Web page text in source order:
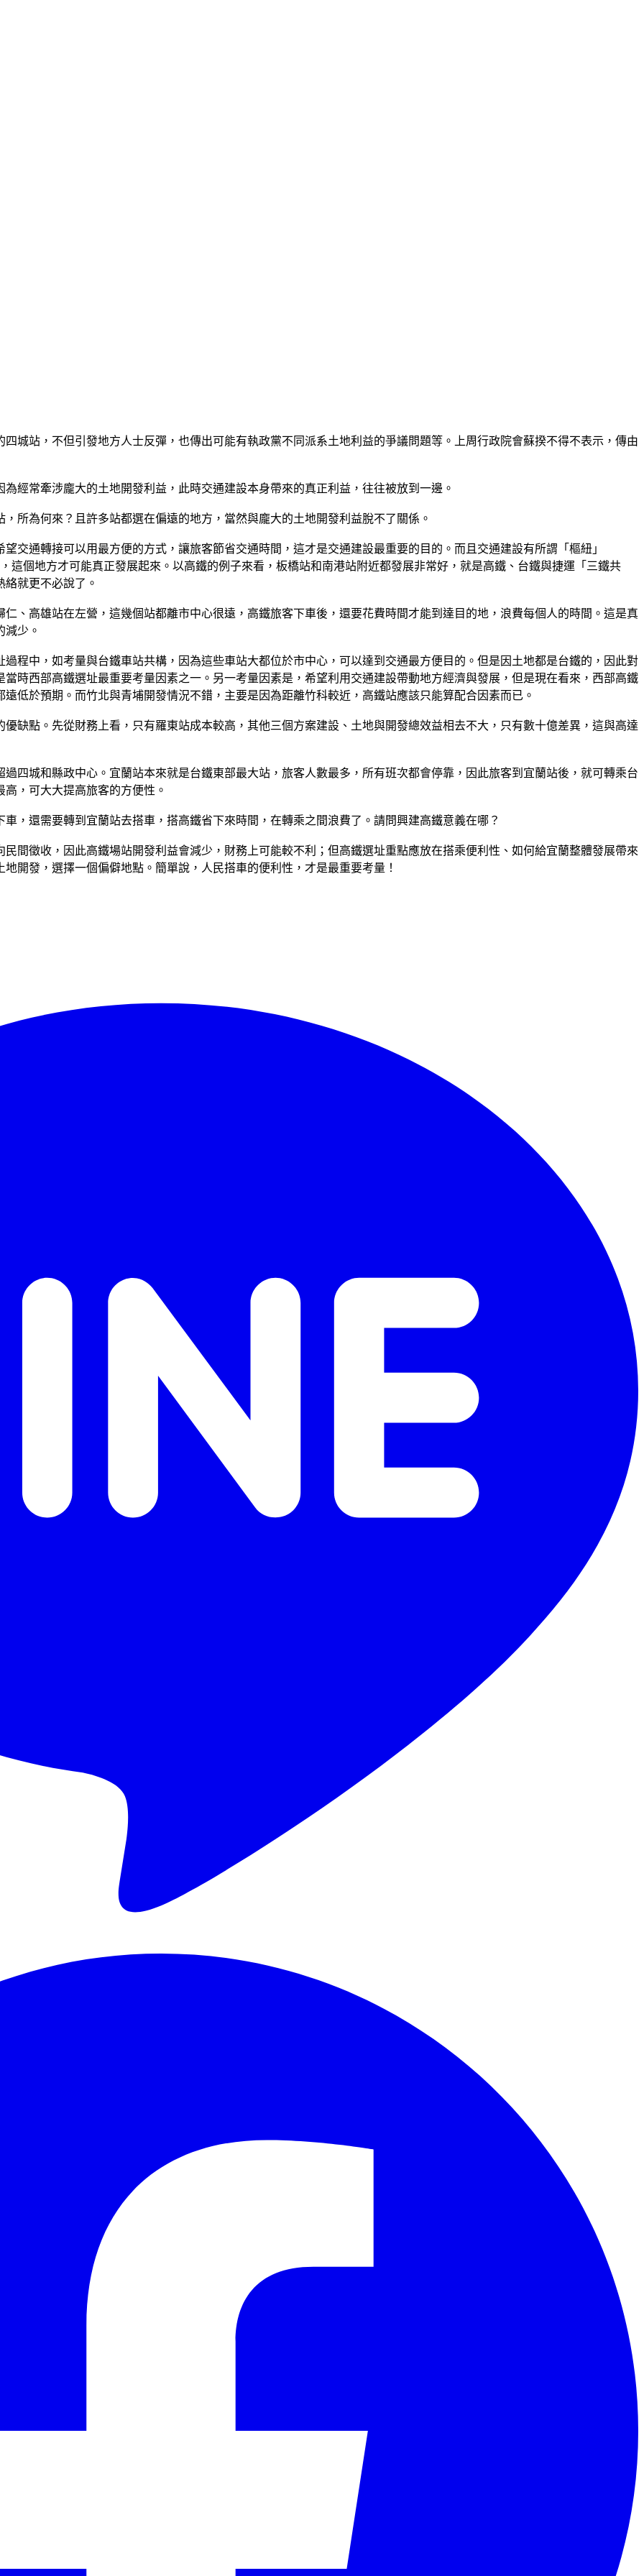
城站，不但引發地方人士反彈，也傳出可能有執政黨不同派系土地利益的爭議問題等。上周行政院會蘇揆不得不表示，傳由
經常牽涉龐大的土地開發利益，此時交通建設本身帶來的真正利益，往往被放到一邊。
所為何來？且許多站都選在偏遠的地方，當然與龐大的土地開發利益脫不了關係。
交通轉接可以用最方便的方式，讓旅客節省交通時間，這才是交通建設最重要的目的。而且交通建設有所謂「樞紐」
這個地方才可能真正發展起來。以高鐵的例子來看，板橋站和南港站附近都發展非常好，就是高鐵、台鐵與捷運「三鐵共
就更不必說了。
、高雄站在左營，這幾個站都離市中心很遠，高鐵旅客下車後，還要花費時間才能到達目的地，浪費每個人的時間。這是真
少。
程中，如考量與台鐵車站共構，因為這些車站大都位於市中心，可以達到交通最方便目的。但是因土地都是台鐵的，因此對
時西部高鐵選址最重要考量因素之一。另一考量因素是，希望利用交通建設帶動地方經濟與發展，但是現在看來，西部高鐵
低於預期。而竹北與青埔開發情況不錯，主要是因為距離竹科較近，高鐵站應該只能算配合因素而已。
缺點。先從財務上看，只有羅東站成本較高，其他三個方案建設、土地與開發總效益相去不大，只有數十億差異，這與高達
四城和縣政中心。宜蘭站本來就是台鐵東部最大站，旅客人數最多，所有班次都會停靠，因此旅客到宜蘭站後，就可轉乘台
，可大大提高旅客的方便性。
，還需要轉到宜蘭站去搭車，搭高鐵省下來時間，在轉乘之間浪費了。請問興建高鐵意義在哪？
間徵收，因此高鐵場站開發利益會減少，財務上可能較不利；但高鐵選址重點應放在搭乘便利性、如何給宜蘭整體發展帶來
開發，選擇一個偏僻地點。簡單說，人民搭車的便利性，才是最重要考量！